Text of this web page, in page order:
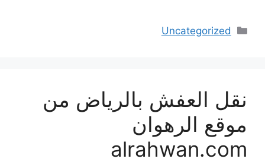
التصنيفات
Uncategorized
نقل العفش بالرياض من
موقع الرهوان
alrahwan.com